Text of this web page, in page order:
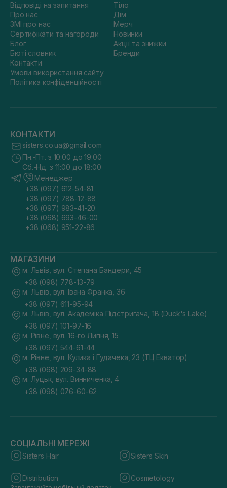
Відповіді на запитання
Про нас
ЗМІ про нас
Сертифікати та нагороди
Блог
Бюті словник
Контакти
Умови використання сайту
Політика конфіденційності
Тіло
Дім
Мерч
Новинки
Акції та знижки
Бренди
КОНТАКТИ
sisters.co.ua@gmail.com
Пн.-Пт. з 10:00 до 19:00
Сб.-Нд. з 11:00 до 18:00
Менеджер
+38 (097) 612-54-81
+38 (097) 788-12-88
+38 (097) 983-41-20
+38 (068) 693-46-00
+38 (068) 951-22-86
МАГАЗИНИ
м. Львів, вул. Степана Бандери, 45
+38 (098) 778-13-79
м. Львів, вул. Івана Франка, 36
+38 (097) 611-95-94
м. Львів, вул. Академіка Підстригача, 1В (Duck's Lake)
+38 (097) 101-97-16
м. Рівне, вул. 16-го Липня, 15
+38 (097) 544-61-44
м. Рівне, вул. Кулика і Гудачека, 23 (ТЦ Екватор)
+38 (068) 209-34-88
м. Луцьк, вул. Винниченка, 4
+38 (098) 076-60-62
СОЦІАЛЬНІ МЕРЕЖІ
Sisters Hair Sisters Skin
Distribution Cosmetology